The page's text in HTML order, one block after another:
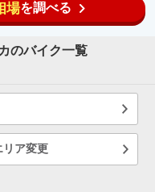
場を調べる
のバイク一覧
リア変更